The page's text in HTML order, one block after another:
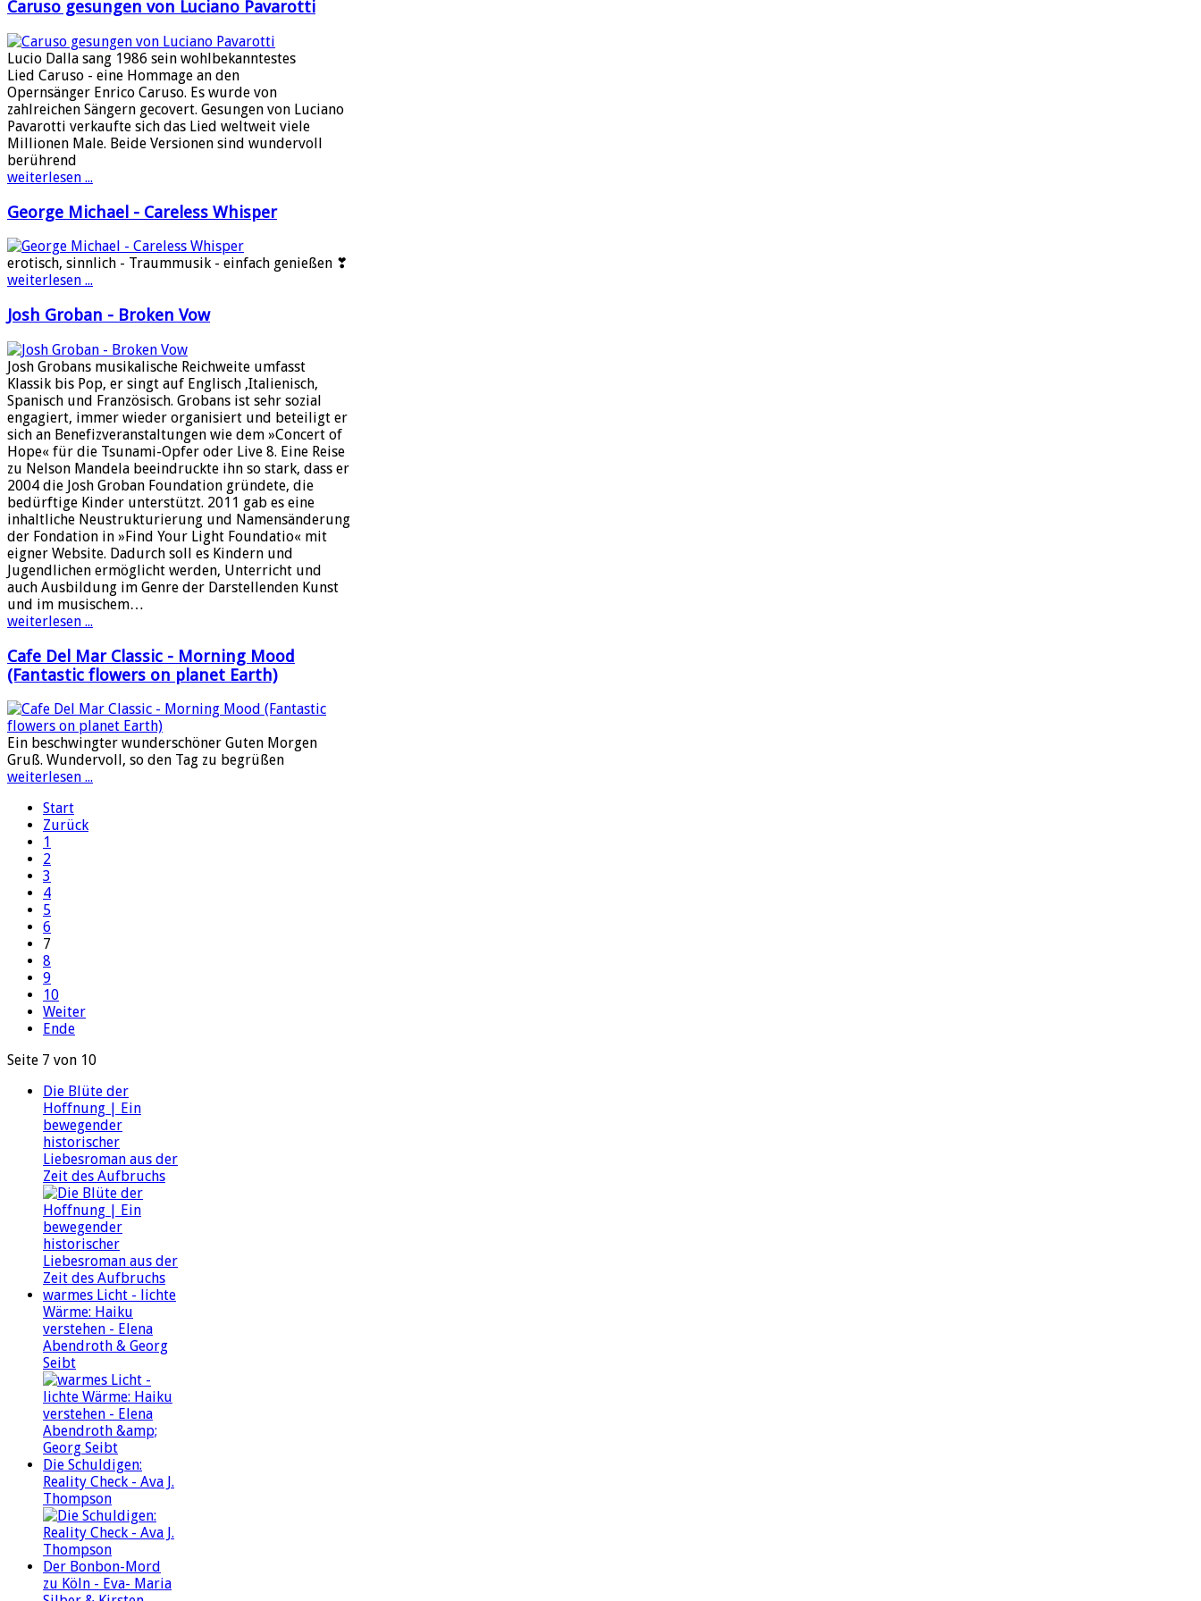
Caruso gesungen von Luciano Pavarotti
Lucio Dalla sang 1986 sein wohlbekanntestes
Lied Caruso - eine Hommage an den
Opernsänger Enrico Caruso. Es wurde von
zahlreichen Sängern gecovert. Gesungen von Luciano
Pavarotti verkaufte sich das Lied weltweit viele
Millionen Male. Beide Versionen sind wundervoll
berührend
weiterlesen ...
George Michael - Careless Whisper
erotisch, sinnlich - Traummusik - einfach genießen ❣
weiterlesen ...
Josh Groban - Broken Vow
Josh Grobans musikalische Reichweite umfasst
Klassik bis Pop, er singt auf Englisch ,Italienisch,
Spanisch und Französisch. Grobans ist sehr sozial
engagiert, immer wieder organisiert und beteiligt er
sich an Benefizveranstaltungen wie dem »Concert of
Hope« für die Tsunami-Opfer oder Live 8. Eine Reise
zu Nelson Mandela beeindruckte ihn so stark, dass er
2004 die Josh Groban Foundation gründete, die
bedürftige Kinder unterstützt. 2011 gab es eine
inhaltliche Neustrukturierung und Namensänderung
der Fondation in »Find Your Light Foundatio« mit
eigner Website. Dadurch soll es Kindern und
Jugendlichen ermöglicht werden, Unterricht und
auch Ausbildung im Genre der Darstellenden Kunst
und im musischem…
weiterlesen ...
Cafe Del Mar Classic - Morning Mood
(Fantastic flowers on planet Earth)
Ein beschwingter wunderschöner Guten Morgen
Gruß. Wundervoll, so den Tag zu begrüßen
weiterlesen ...
Start
Zurück
1
2
3
4
5
6
7
8
9
10
Weiter
Ende
Seite 7 von 10
Die Blüte der
Hoffnung | Ein
bewegender
historischer
Liebesroman aus der
Zeit des Aufbruchs
warmes Licht - lichte
Wärme: Haiku
verstehen - Elena
Abendroth & Georg
Seibt
Die Schuldigen:
Reality Check - Ava J.
Thompson
Der Bonbon-Mord
zu Köln - Eva- Maria